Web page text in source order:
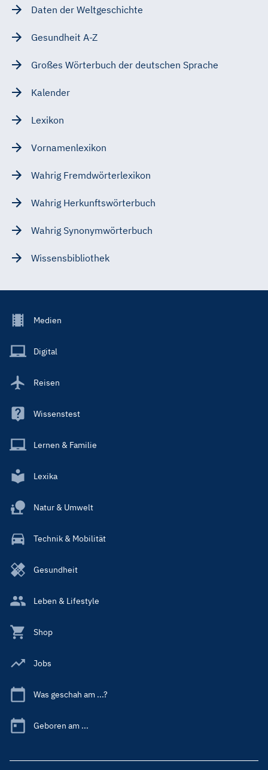
Daten der Weltgeschichte
Gesundheit A-Z
Großes Wörterbuch der deutschen Sprache
Kalender
Lexikon
Vornamenlexikon
Wahrig Fremdwörterlexikon
Wahrig Herkunftswörterbuch
Wahrig Synonymwörterbuch
Wissensbibliothek
Footer
Main
Medien
Digital
Reisen
Wissenstest
Lernen & Familie
Lexika
Natur & Umwelt
Technik & Mobilität
Gesundheit
Leben & Lifestyle
Shop
Jobs
Was geschah am ...?
Geboren am ...